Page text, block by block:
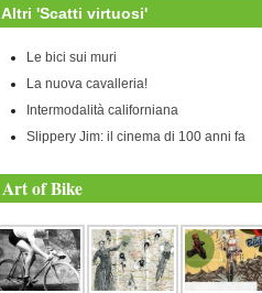
Altri 'Scatti virtuosi'
Le bici sui muri
La nuova cavalleria!
Intermodalità californiana
Slippery Jim: il cinema di 100 anni fa
Art of Bike